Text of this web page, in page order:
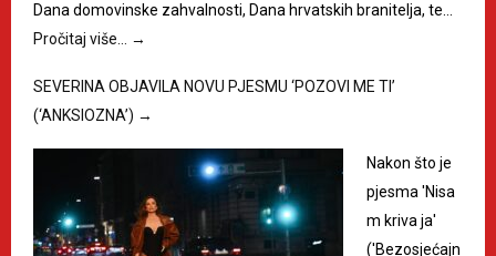
Dana domovinske zahvalnosti, Dana hrvatskih branitelja, te…
Pročitaj više… →
SEVERINA OBJAVILA NOVU PJESMU ‘POZOVI ME TI’
(‘ANKSIOZNA’) →
Nakon što je
pjesma 'Nisa
m kriva ja'
('Bezosjećajn